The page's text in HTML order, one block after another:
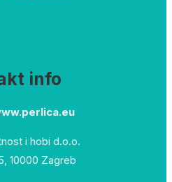
info
i hobi d.o.o.
10000 Zagreb